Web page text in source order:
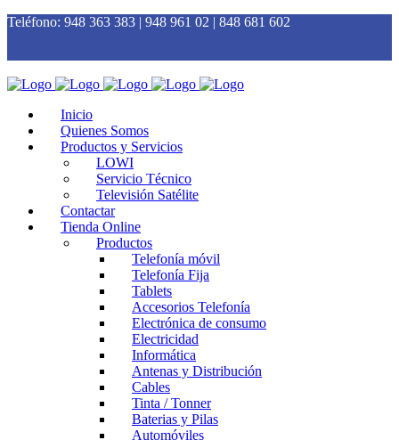
Teléfono: 948 363 383 | 948 961 02 | 848 681 602
Inicio
Quienes Somos
Productos y Servicios
LOWI
Servicio Técnico
Televisión Satélite
Contactar
Tienda Online
Productos
Telefonía móvil
Telefonía Fija
Tablets
Accesorios Telefonía
Electrónica de consumo
Electricidad
Informática
Antenas y Distribución
Cables
Tinta / Tonner
Baterias y Pilas
Automóviles